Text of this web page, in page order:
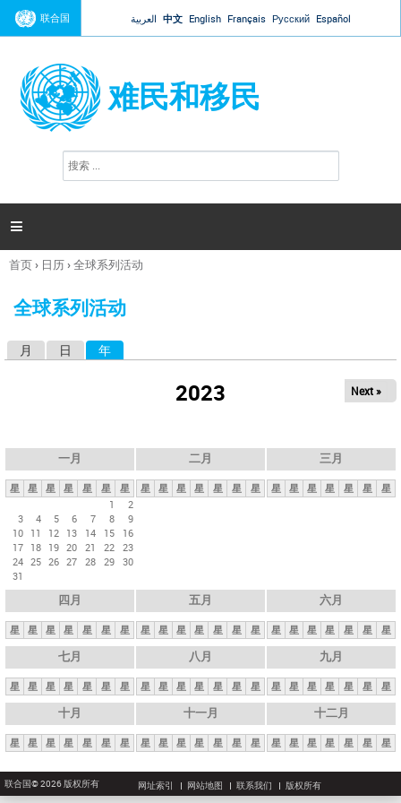
Jump to navigation
联合国 العربية 中文 English Français Русский Español
难民和移民
搜
索

你
这
首页› 日历›全球系列活动
全球系列活动
月 日 年
2023 Next »
一月
星 星 星 星 星 星
星
1
2
3
4 5 6 7 8
9
10 11 12 13 14 15
16
17 18 19 20 21 22 23
24 25 26 27 28 29 30
31
二月
星 星 星 星 星 星 星
三月
星 星 星 星 星 星 星
四月
星 星 星 星 星 星 星
五月
星 星 星 星 星 星 星
六月
星 星 星 星 星 星 星
七月
星 星 星 星 星 星 星
八月
星 星 星 星 星 星 星
九月
星 星 星 星 星 星 星
十月
星 星 星 星 星 星 星
十一月
星 星 星 星 星 星 星
十二月
星 星 星 星 星 星 星
联合国© 2026 版权所有 网址索引 网站地图 联系我们 版权所有